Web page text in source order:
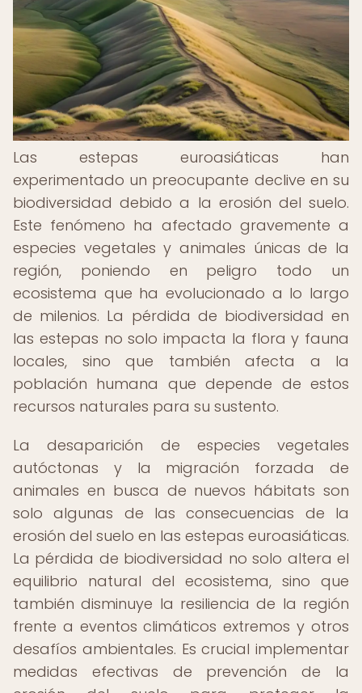
Las estepas euroasiáticas han
experimentado un preocupante declive en su
biodiversidad debido a la erosión del suelo.
Este fenómeno ha afectado gravemente a
especies vegetales y animales únicas de la
región, poniendo en peligro todo un
ecosistema que ha evolucionado a lo largo
de milenios. La pérdida de biodiversidad en
las estepas no solo impacta la flora y fauna
locales, sino que también afecta a la
población humana que depende de estos
recursos naturales para su sustento.
La desaparición de especies vegetales
autóctonas y la migración forzada de
animales en busca de nuevos hábitats son
solo algunas de las consecuencias de la
erosión del suelo en las estepas euroasiáticas.
La pérdida de biodiversidad no solo altera el
equilibrio natural del ecosistema, sino que
también disminuye la resiliencia de la región
frente a eventos climáticos extremos y otros
desafíos ambientales. Es crucial implementar
medidas efectivas de prevención de la